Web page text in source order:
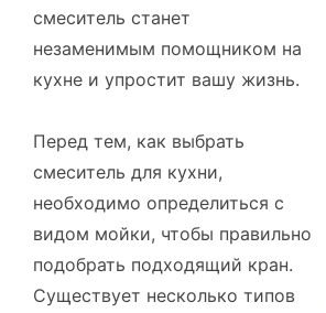
смеситель станет
незаменимым помощником на
кухне и упростит вашу жизнь.
Перед тем, как выбрать
смеситель для кухни,
необходимо определиться с
видом мойки, чтобы правильно
подобрать подходящий кран.
Существует несколько типов